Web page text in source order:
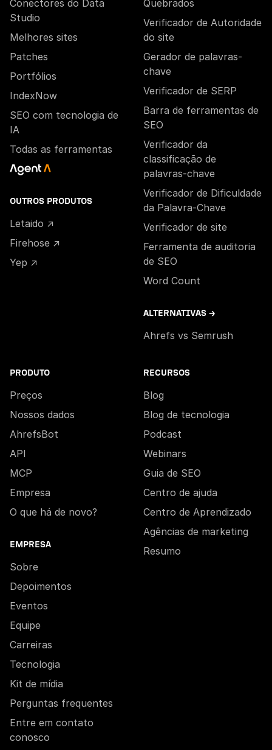
Conectores do Data
Studio
Melhores sites
Patches
Portfólios
IndexNow
SEO com tecnologia de
IA
Todas as ferramentas
OUTROS PRODUTOS
Letaido ↗
Firehose ↗
Yep ↗
Quebrados
Verificador de Autoridade
do site
Gerador de palavras-
chave
Verificador de SERP
Barra de ferramentas de
SEO
Verificador da
classificação de
palavras-chave
Verificador de Dificuldade
da Palavra-Chave
Verificador de site
Ferramenta de auditoria
de SEO
Word Count
ALTERNATIVAS →
Ahrefs vs Semrush
PRODUTO
Preços
Nossos dados
AhrefsBot
API
MCP
Empresa
O que há de novo?
EMPRESA
Sobre
Depoimentos
Eventos
Equipe
Carreiras
Tecnologia
Kit de mídia
Perguntas frequentes
Entre em contato
conosco
RECURSOS
Blog
Blog de tecnologia
Podcast
Webinars
Guia de SEO
Centro de ajuda
Centro de Aprendizado
Agências de marketing
Resumo